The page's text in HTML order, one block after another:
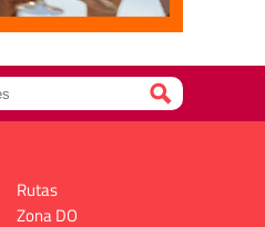
Rutas
Zona DO